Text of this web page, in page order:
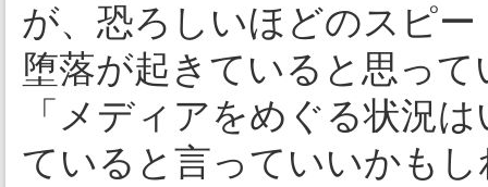
が、恐ろしいほどのスピ
堕落が起きていると思っ
「メディアをめぐる状況
ていると言っていいかも